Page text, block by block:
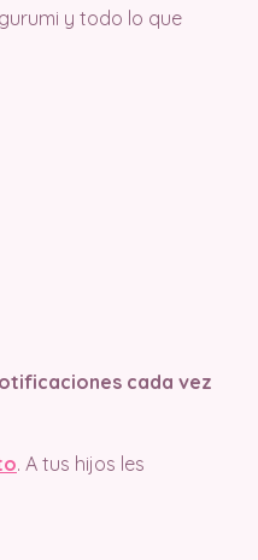
y todo lo que
cada vez
. A tus hijos les